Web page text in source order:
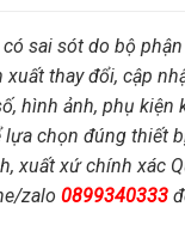
sai sót do bộ
xuất thay đổi, cập
hình ảnh, phụ kiện
lựa chọn đúng thiết
xuất xứ chính xác
zalo 0899340333